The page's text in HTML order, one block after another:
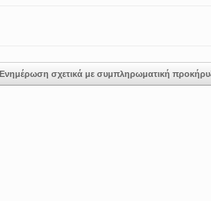
Ενημέρωση σχετικά με συμπληρωματική